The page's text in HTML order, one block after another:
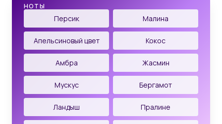
НОТЫ
Персик Малина
Апельсиновый цвет Кокос
Амбра Жасмин
Мускус Бергамот
Ландыш Пралине